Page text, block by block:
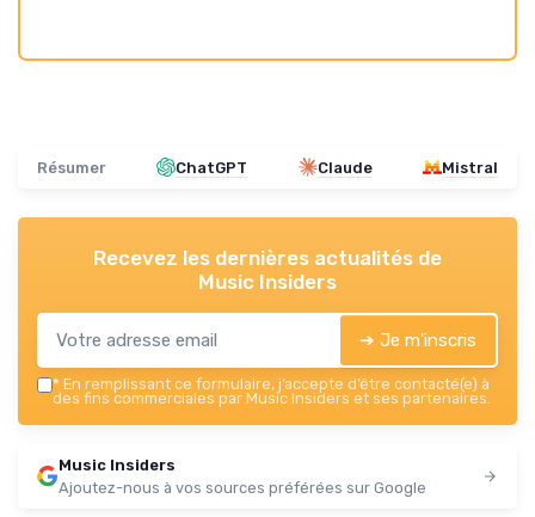
Résumer ChatGPT Claude Mistral
Recevez les dernières actualités de
Music Insiders
➔ Je m'inscris
* En remplissant ce formulaire, j’accepte d’être contacté(e) à
des fins commerciales par Music Insiders et ses partenaires.
Music Insiders
Ajoutez-nous à vos sources préférées sur Google